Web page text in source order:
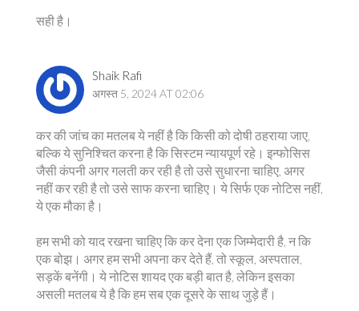
सही है।
Shaik Rafi
अगस्त 5, 2024 AT 02:06
कर की जांच का मतलब ये नहीं है कि किसी को दोषी ठहराया जाए,
बल्कि ये सुनिश्चित करना है कि सिस्टम न्यायपूर्ण रहे। इन्फोसिस
जैसी कंपनी अगर गलती कर रही है तो उसे सुधारना चाहिए, अगर
नहीं कर रही है तो उसे साफ करना चाहिए। ये सिर्फ एक नोटिस नहीं,
ये एक मौका है।
हम सभी को याद रखना चाहिए कि कर देना एक जिम्मेदारी है, न कि
एक बोझ। अगर हम सभी अपना कर देते हैं, तो स्कूल, अस्पताल,
सड़कें बनेंगी। ये नोटिस शायद एक बड़ी बात है, लेकिन इसका
असली मतलब ये है कि हम सब एक दूसरे के साथ जुड़े हैं।